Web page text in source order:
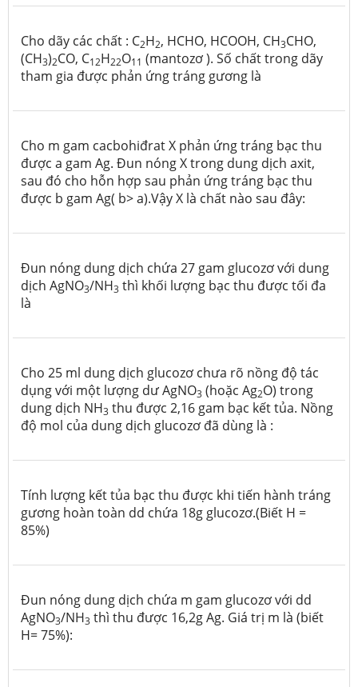
Cho dãy các chất : C2H2, HCHO, HCOOH, CH3CHO,
(CH3)2CO, C12H22O11 (mantozơ ). Số chất trong dãy
tham gia được phản ứng tráng gương là
Cho m gam cacbohiđrat X phản ứng tráng bạc thu
được a gam Ag. Đun nóng X trong dung dịch axit,
sau đó cho hỗn hợp sau phản ứng tráng bạc thu
được b gam Ag( b> a).Vậy X là chất nào sau đây:
Đun nóng dung dịch chứa 27 gam glucozơ với dung
dịch AgNO3/NH3 thì khối lượng bạc thu được tối đa
là
Cho 25 ml dung dịch glucozơ chưa rõ nồng độ tác
dụng với một lượng dư AgNO3 (hoặc Ag2O) trong
dung dịch NH3 thu được 2,16 gam bạc kết tủa. Nồng
độ mol của dung dịch glucozơ đã dùng là :
Tính lượng kết tủa bạc thu được khi tiến hành tráng
gương hoàn toàn dd chứa 18g glucozơ.(Biết H =
85%)
Đun nóng dung dịch chứa m gam glucozơ với dd
AgNO3/NH3 thì thu được 16,2g Ag. Giá trị m là (biết
H= 75%):